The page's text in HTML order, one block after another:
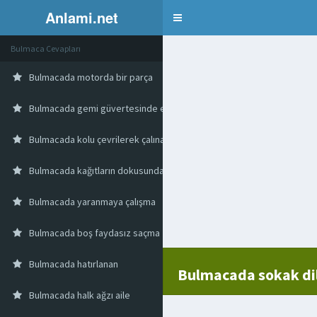
Anlami.net Bulmaca
Bulmacada sokak
Bulmaca Cevapları
Bulmacada motorda bir parça
Bulmacada gemi güvertesinde enine kiriş
Bulmacada kolu çevrilerek çalınan sandık biçiminde bir tür çalgı
Bulmacada kağıtların dokusunda bulunan çizgi yazı
Bulmacada yaranmaya çalışma
Bulmacada boş faydasız saçma
Bulmacada hatırlanan
Bulmacada halk ağzı aile